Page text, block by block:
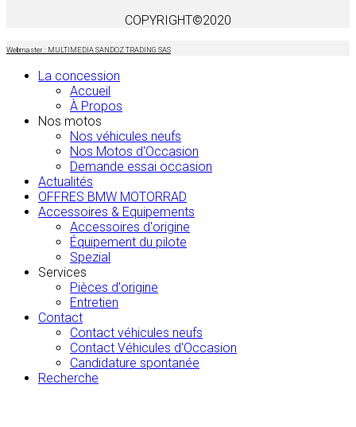
COPYRIGHT©2020
Webmaster : MULTIMEDIA SANDOZ TRADING SAS
La concession
Accueil
À Propos
Nos motos
Nos véhicules neufs
Nos Motos d'Occasion
Demande essai occasion
Actualités
OFFRES BMW MOTORRAD
Accessoires & Equipements
Accessoires d'origine
Équipement du pilote
Spezial
Services
Pièces d'origine
Entretien
Contact
Contact véhicules neufs
Contact Véhicules d'Occasion
Candidature spontanée
Recherche